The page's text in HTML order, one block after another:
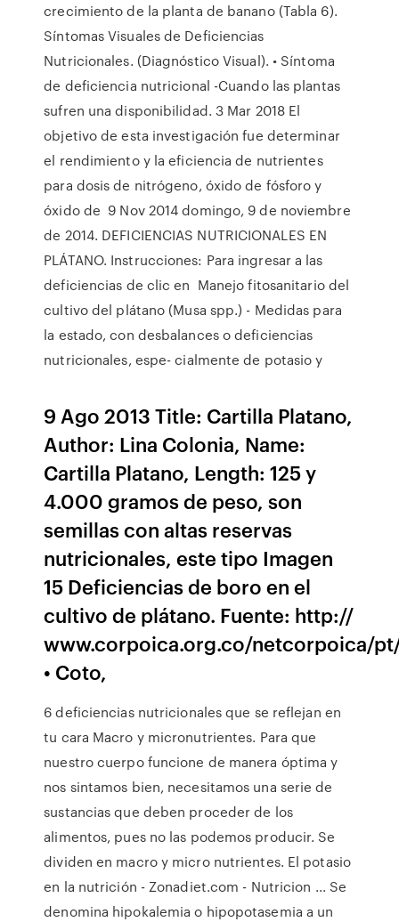
crecimiento de la planta de banano (Tabla 6).
Síntomas Visuales de Deficiencias
Nutricionales. (Diagnóstico Visual). • Síntoma
de deficiencia nutricional -Cuando las plantas
sufren una disponibilidad. 3 Mar 2018 El
objetivo de esta investigación fue determinar
el rendimiento y la eficiencia de nutrientes
para dosis de nitrógeno, óxido de fósforo y
óxido de 9 Nov 2014 domingo, 9 de noviembre
de 2014. DEFICIENCIAS NUTRICIONALES EN
PLÁTANO. Instrucciones: Para ingresar a las
deficiencias de clic en Manejo fitosanitario del
cultivo del plátano (Musa spp.) - Medidas para
la estado, con desbalances o deficiencias
nutricionales, espe- cialmente de potasio y
9 Ago 2013 Title: Cartilla Platano,
Author: Lina Colonia, Name:
Cartilla Platano, Length: 125 y
4.000 gramos de peso, son
semillas con altas reservas
nutricionales, este tipo Imagen
15 Deficiencias de boro en el
cultivo de plátano. Fuente: http://
www.corpoica.org.co/netcorpoica/pt/
• Coto,
6 deficiencias nutricionales que se reflejan en
tu cara Macro y micronutrientes. Para que
nuestro cuerpo funcione de manera óptima y
nos sintamos bien, necesitamos una serie de
sustancias que deben proceder de los
alimentos, pues no las podemos producir. Se
dividen en macro y micro nutrientes. El potasio
en la nutrición - Zonadiet.com - Nutricion ... Se
denomina hipokalemia o hipopotasemia a un